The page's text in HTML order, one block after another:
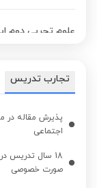
علوم تجربی دوم
علوم تجربی سوم
تجارب تدریس
پذیرش مقاله در
اجتماعی
18 سال تدریس
صورت خصوصی